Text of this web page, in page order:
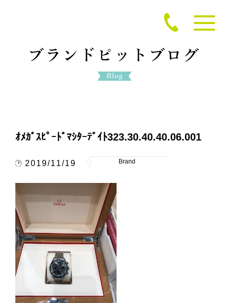
ｵﾒｶﾞｽﾋﾟｰﾄﾞﾏｼﾀｰﾃﾞｲﾄ323.30.40.40.06.001
2019/11/19 Brand